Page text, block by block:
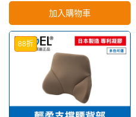
加入購物車
88折